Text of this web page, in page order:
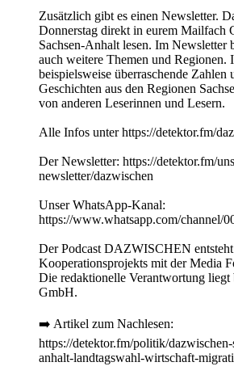
Zusätzlich gibt es einen Newsletter.
Donnerstag direkt in eurem Mailfach
Sachsen-Anhalt lesen. Im Newsletter
auch weitere Themen und Regionen.
beispielsweise überraschende Zahlen
Geschichten aus den Regionen
von anderen Leserinnen und Lesern.
Alle Infos unter https://detektor.fm/
Der Newsletter: https://detektor.fm/
newsletter/dazwischen
Unser WhatsApp-Kanal:
https://www.whatsapp.com/channel/
Der Podcast DAZWISCHEN
Kooperationsprojekts mit der Media
Die redaktionelle Verantwortung
GmbH.
➡️ Artikel zum Nachlesen:
https://detektor.fm/politik/dazwischen-
anhalt-landtagswahl-wirtschaft-